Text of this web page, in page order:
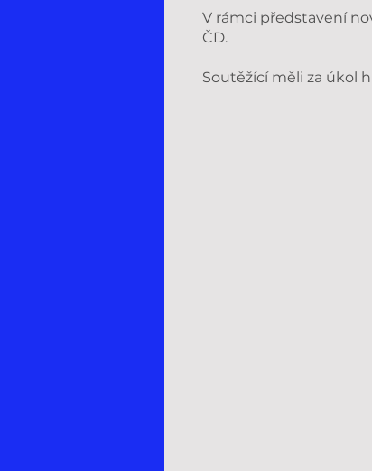
V rámci představení
ČD.
Soutěžící měli za úkol